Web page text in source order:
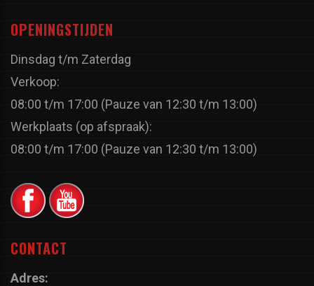
OPENINGSTIJDEN
Dinsdag t/m Zaterdag
Verkoop:
08:00 t/m 17:00 (Pauze van 12:30 t/m 13:00)
Werkplaats (op afspraak):
08:00 t/m 17:00 (Pauze van 12:30 t/m 13:00)
CONTACT
Adres: